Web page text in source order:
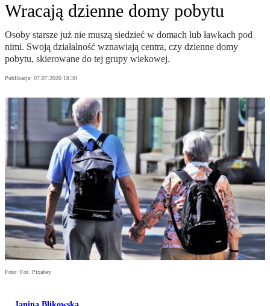
Wracają dzienne domy pobytu
Osoby starsze już nie muszą siedzieć w domach lub ławkach pod
nimi. Swoją działalność wznawiają centra, czy dzienne domy
pobytu, skierowane do tej grupy wiekowej.
Publikacja: 07.07.2020 18:30
Foto: Fot. Pixabay